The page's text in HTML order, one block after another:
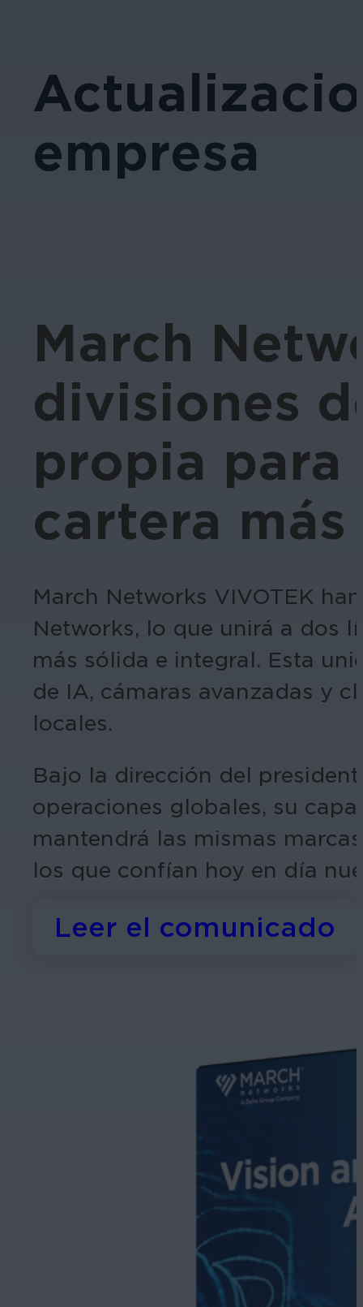
empresa
March
divisiones
propia para
cartera
March Networks VIVOTEK
Networks, lo que unirá a dos
más sólida e integral. Esta
de IA, cámaras avanzadas y
locales.
Bajo la dirección del
operaciones globales, su
mantendrá las mismas
los que confían hoy en día
Leer el comunicado